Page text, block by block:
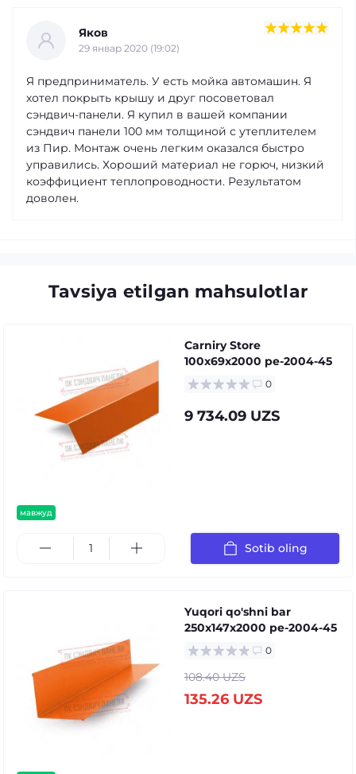
Яков
29 январ 2020 (19:02)
Я предприниматель. У есть мойка автомашин. Я
хотел покрыть крышу и друг посоветовал
сэндвич-панели. Я купил в вашей компании
сэндвич панели 100 мм толщиной с утеплителем
из Пир. Монтаж очень легким оказался быстро
управились. Хороший материал не горюч, низкий
коэффициент теплопроводности. Результатом
доволен.
Tavsiya etilgan mahsulotlar
мавжуд
Carniry Store
100x69x2000 pe-2004-45
0
9 734.09 UZS
Sotib oling
Yuqori qo'shni bar
250x147x2000 pe-2004-45
0
108.40 UZS
135.26 UZS